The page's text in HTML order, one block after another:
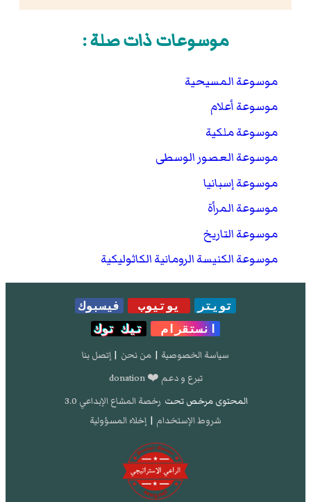
موسوعات ذات صلة :
موسوعة المسيحية
موسوعة أعلام
موسوعة ملكية
موسوعة العصور الوسطى
موسوعة إسبانيا
موسوعة المرأة
موسوعة التاريخ
موسوعة الكنيسة الرومانية الكاثوليكية
تويتر يوتيوب
فيسبوك
انستقرام
تيك توك
سياسة الخصوصية | من نحن | إتصل بنا
تبرع و دعم ❤️ donation
المحتوى مرخص تحت رخصة المشاع الإبداعي 3.0
شروط الإستخدام | إخلاء المسؤولية